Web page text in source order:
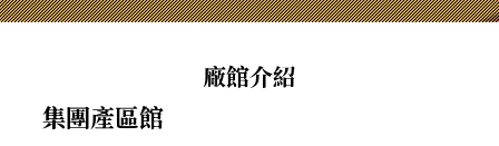
廠館介紹
集團產區館